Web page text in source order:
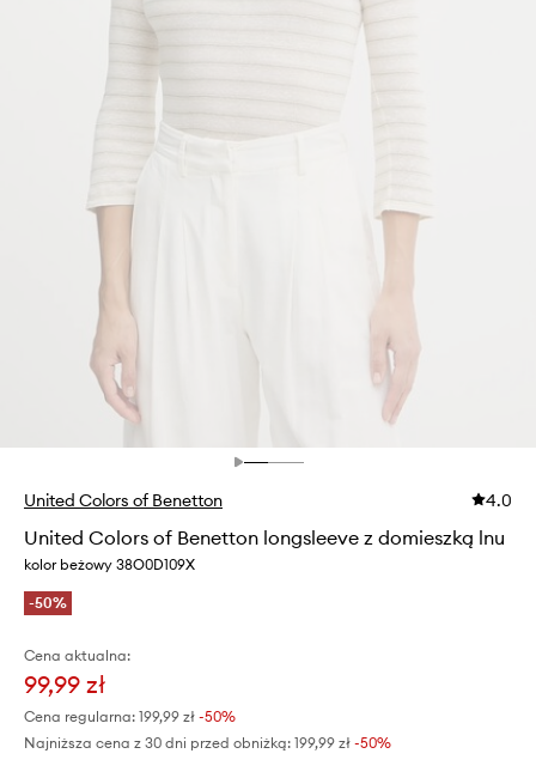
United Colors of Benetton 4.0
United Colors of Benetton longsleeve z domieszką lnu
kolor beżowy 38O0D109X
-50%
Cena aktualna:
99,99 zł
Cena regularna: 199,99 zł -50%
Najniższa cena z 30 dni przed obniżką: 199,99 zł -50%